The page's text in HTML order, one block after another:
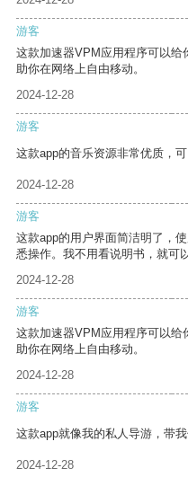
游客
这款加速器VPM应用程序可以
助你在网络上自由移动。
2024-12-28
游客
这款app的音乐资源非常优质，
2024-12-28
游客
这款app的用户界面简洁明了，
悉操作。我不用看说明书，就可
2024-12-28
游客
这款加速器VPM应用程序可以
助你在网络上自由移动。
2024-12-28
游客
这款app就像我的私人导游，带我
2024-12-28